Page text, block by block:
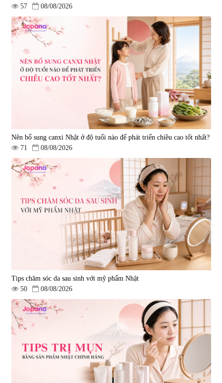
57
08/08/2026
Nên bổ sung canxi Nhật ở độ tuổi nào để phát triển chiều cao tốt nhất?
71
08/08/2026
Tips chăm sóc da sau sinh với mỹ phẩm Nhật
50
08/08/2026